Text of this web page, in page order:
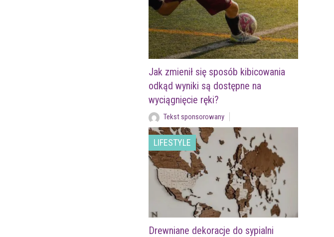
Jak zmienił się sposób kibicowania
odkąd wyniki są dostępne na
wyciągnięcie ręki?
Tekst sponsorowany
LIFESTYLE
Drewniane dekoracje do sypialni